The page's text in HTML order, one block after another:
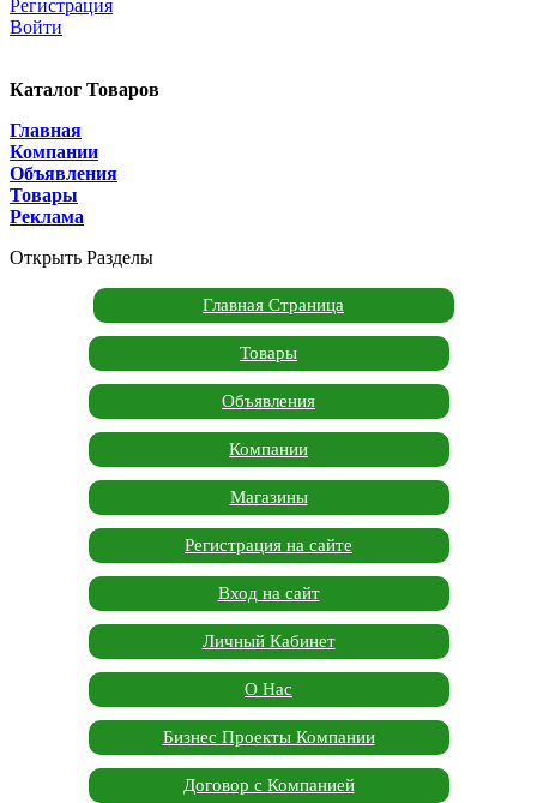
Регистрация
Войти
Каталог Товаров
Главная
Компании
Объявления
Товары
Реклама
Открыть Разделы
Главная Страница
Товары
Объявления
Компании
Магазины
Регистрация на сайте
Вход на сайт
Личный Кабинет
О Нас
Бизнес Проекты Компании
Договор с Компанией